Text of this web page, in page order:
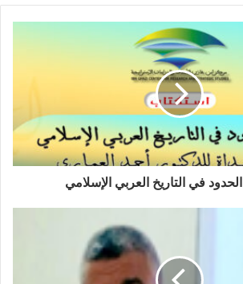
بومنجل-الجزائر: المثقف
وكيف يرابط؟
– المغرب: ماهية المرابطة
العشيري-المغرب: الائتمانية
التطبيق.
: الروح الرباطية
-المغرب: سيميائية ثغور
في التاريخ العربي الإسلامي